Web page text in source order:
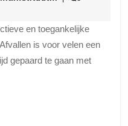
met
ontdek
de
kracht
en toegankelijke
is voor velen een
gepaard te gaan met